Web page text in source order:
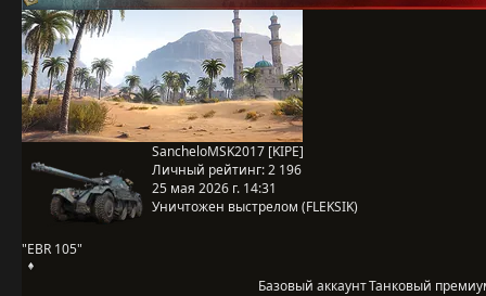
"EBR 105"
SancheloMSK2017 [KIPE]
Личный рейтинг:2 196
25 мая 2026 г. 14:31
Уничтожен выстрелом (FLEKSIK)
Базовый аккаунтТанковый